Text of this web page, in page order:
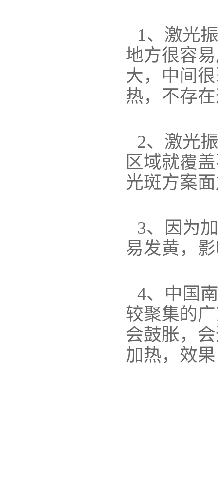
1、激光
地方很容
大，中间
热，不存
2、激光
区域就覆
光斑方案
3、因为
易发黄，
4、中国
较聚集的
会鼓胀，
加热，效